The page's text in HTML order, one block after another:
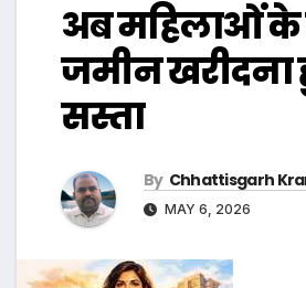
अब महिलाओं के
जमीन
सस्ता
By Chhattisgarh
MAY 6, 2026